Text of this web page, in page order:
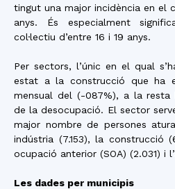
tingut una major incidència en el
anys. És especialment
col·lectiu d’entre 16 i 19 anys.
Per sectors, l’únic en el qual
estat a la construcció que ha
mensual del (-087%), a la resta
de la desocupació. El sector
major nombre de persones
indústria (7.153), la construcció
ocupació anterior (SOA) (2.031) i
Les dades per municipis